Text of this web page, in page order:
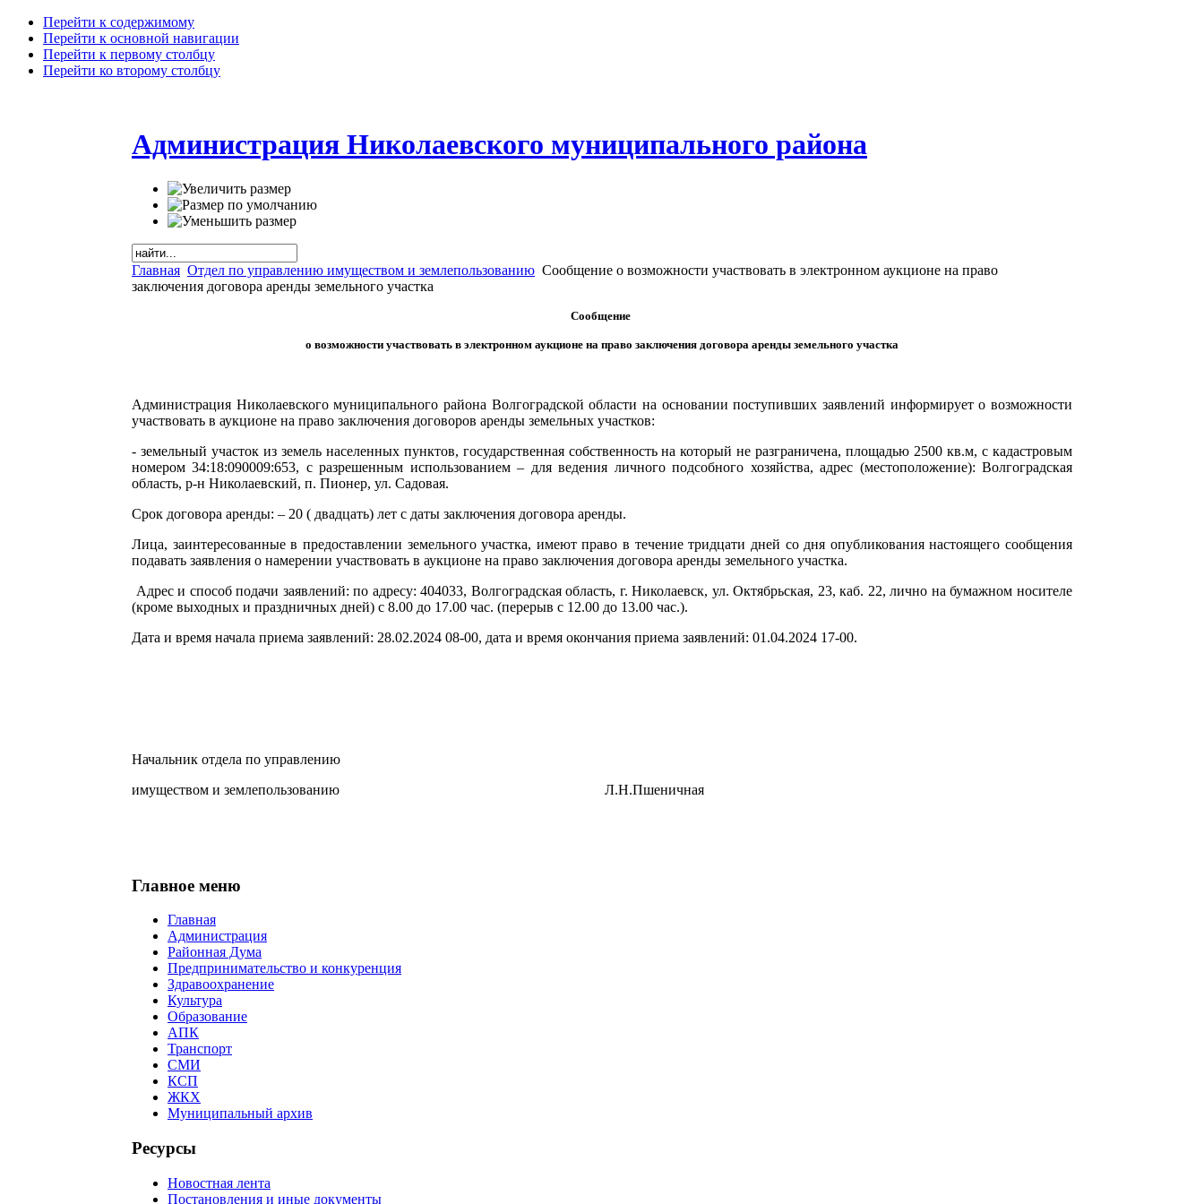
Перейти к содержимому
Перейти к основной навигации
Перейти к первому столбцу
Перейти ко второму столбцу
Администрация Николаевского муниципального района
Главная Отдел по управлению имуществом и землепользованию Сообщение о возможности участвовать в электронном аукционе на право
заключения договора аренды земельного участка
Сообщение
о возможности участвовать в электронном аукционе на право заключения договора аренды земельного участка
Администрация Николаевского муниципального района Волгоградской области на основании поступивших заявлений информирует о возможности
участвовать в аукционе на право заключения договоров аренды земельных участков:
- земельный участок из земель населенных пунктов, государственная собственность на который не разграничена, площадью 2500 кв.м, с кадастровым
номером 34:18:090009:653, с разрешенным использованием – для ведения личного подсобного хозяйства, адрес (местоположение): Волгоградская
область, р-н Николаевский, п. Пионер, ул. Садовая.
Срок договора аренды: – 20 ( двадцать) лет с даты заключения договора аренды.
Лица, заинтересованные в предоставлении земельного участка, имеют право в течение тридцати дней со дня опубликования настоящего сообщения
подавать заявления о намерении участвовать в аукционе на право заключения договора аренды земельного участка.
Адрес и способ подачи заявлений: по адресу: 404033, Волгоградская область, г. Николаевск, ул. Октябрьская, 23, каб. 22, лично на бумажном носителе
(кроме выходных и праздничных дней) с 8.00 до 17.00 час. (перерыв с 12.00 до 13.00 час.).
Дата и время начала приема заявлений: 28.02.2024 08-00, дата и время окончания приема заявлений: 01.04.2024 17-00.
Начальник отдела по управлению
имуществом и землепользованию Л.Н.Пшеничная
Главное меню
Главная
Администрация
Районная Дума
Предпринимательство и конкуренция
Здравоохранение
Культура
Образование
АПК
Транспорт
СМИ
КСП
ЖКХ
Муниципальный архив
Ресурсы
Новостная лента
Постановления и иные документы